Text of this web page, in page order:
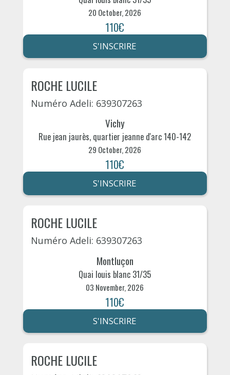
20 October, 2026
110€
S'INSCRIRE
ROCHE LUCILE
Numéro Adeli: 639307263
Vichy
Rue jean jaurès, quartier jeanne d'arc 140-142
29 October, 2026
110€
S'INSCRIRE
ROCHE LUCILE
Numéro Adeli: 639307263
Montluçon
Quai louis blanc 31/35
03 November, 2026
110€
S'INSCRIRE
ROCHE LUCILE